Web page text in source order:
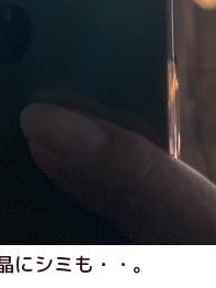
シミも・・。